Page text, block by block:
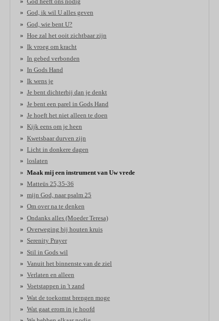
God, ik wil U alles geven
God, wie bent U?
Hoe zal het ooit zichtbaar zijn
Ik vroeg om kracht
In gebed verbonden
In Gods Hand
Ik wens je
Je bent dichterbij dan je denkt
Je bent een parel in Gods Hand
Je hoeft het niet alleen te doen
Kijk eens om je heen
Kwetsbaar durven zijn
Licht in donkere dagen
loslaten
Maak mij een instrument van Uw vrede
Matteüs 25,35-36
mijn God, naar psalm 25
Om over na te denken
Ondanks alles (Moeder Teresa)
Overweging bij houten kruis
Serenity Prayer
Stil in Gods wil
Vanuit het binnenste van de ziel
Verlaten en alleen
Voetstappen in 't zand
Wat de toekomst brengen moge
Wat gaat erom in je hoofd